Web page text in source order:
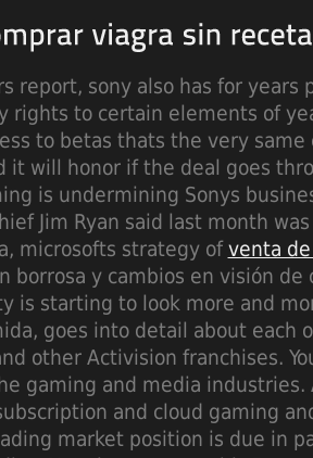
report, sony also has for years
rights to certain elements of
to betas thats the very
it will honor if the deal goes
is undermining Sonys
Jim Ryan said last month
microsofts strategy ofventa
borrosa y cambios en visión de
is starting to look more and
goes into detail about each
other Activision franchises.
gaming and media
and cloud gaming
market position is due in